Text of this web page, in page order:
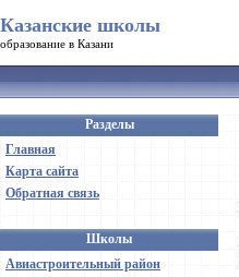
Казанские школы
образование в Казани
Разделы
Главная
Карта сайта
Обратная связь
Школы
Авиастроительный район